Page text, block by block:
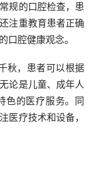
规的口腔检查，患
注重教育患者正确
口腔健康观念。
论是儿童、成年人
色的医疗服务。同
医疗技术和设备，